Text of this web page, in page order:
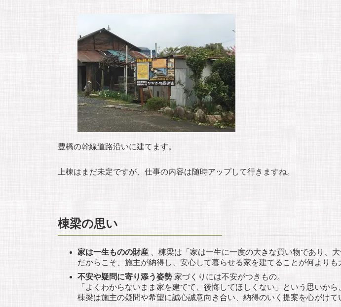
豊橋の幹線道路沿いに建てます。
上棟はまだ未定ですが、仕事の内容は随時アップして行きますね。
棟梁の思い
家は一生ものの財産 、棟梁は「家は一生に一度の大きな買い物であり、
だからこそ、施主が納得し、安心して暮らせる家を建てることが何よりも
不安や疑問に寄り添う姿勢 家づくりには不安がつきもの。
「よくわからないまま家を建てて、後悔してほしくない」という思いから
棟梁は施主の疑問や希望に誠心誠意向き合い、納得のいく提案を心がけて